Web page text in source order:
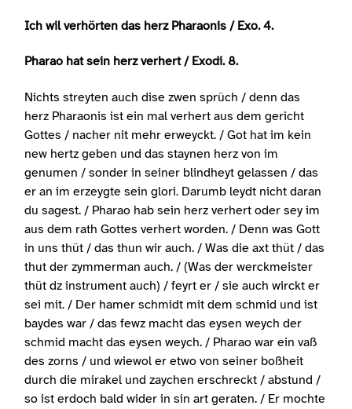
Ich wil verhörten das herz Pharaonis / Exo. 4.
Pharao hat sein herz verhert / Exodi. 8.
Nichts streyten auch dise zwen sprüch / denn das
herz Pharaonis ist ein mal verhert aus dem gericht
Gottes / nacher nit mehr erweyckt. / Got hat im kein
new hertz geben und das staynen herz von im
genumen / sonder in seiner blindheyt gelassen / das
er an im erzeygte sein glori. Darumb leydt nicht daran
du sagest. / Pharao hab sein herz verhert oder sey im
aus dem rath Gottes verhert worden. / Denn was Gott
in uns thüt / das thun wir auch. / Was die axt thüt / das
thut der zymmerman auch. / (Was der werckmeister
thüt dz instrument auch) / feyrt er / sie auch wirckt er
sei mit. / Der hamer schmidt mit dem schmid und ist
baydes war / das fewz macht das eysen weych der
schmid macht das eysen weych. / Pharao war ein vaß
des zorns / und wiewol er etwo von seiner boßheit
durch die mirakel und zaychen erschreckt / abstund /
so ist erdoch bald wider in sin art geraten. / Er mochte